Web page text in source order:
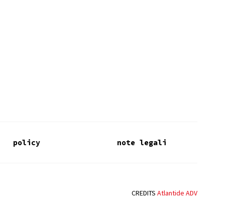
policy note legali
CREDITS Atlantide ADV